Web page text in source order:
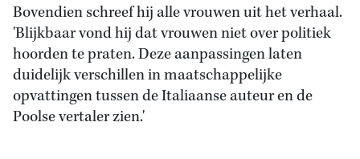
Bovendien schreef hij alle vrouwen uit het verhaal.
'Blijkbaar vond hij dat vrouwen niet over politiek
hoorden te praten. Deze aanpassingen laten
duidelijk verschillen in maatschappelijke
opvattingen tussen de Italiaanse auteur en de
Poolse vertaler zien.'